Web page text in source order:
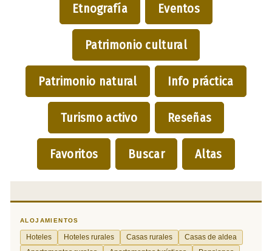
Etnografía Eventos
Patrimonio cultural
Patrimonio natural Info práctica
Turismo activo Reseñas
Favoritos Buscar Altas